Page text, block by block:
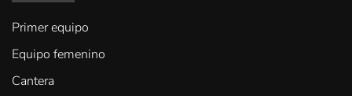
Primer equipo
Equipo femenino
Cantera